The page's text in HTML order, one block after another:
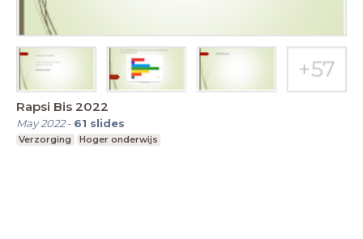
Rapsi Bis 2022
May 2022- 61 slides
Verzorging Hoger onderwijs